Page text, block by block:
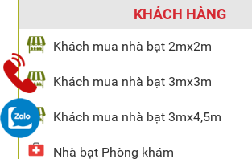
KHÁCH HÀNG
Khách mua nhà bạt 2mx2m
Khách mua nhà bạt 3mx3m
Khách mua nhà bạt 3mx4,5m
Nhà bạt Phòng khám